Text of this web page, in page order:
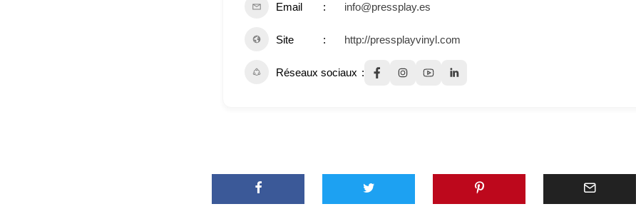
Email info@pressplay.es
Site http://pressplayvinyl.com
Réseaux sociaux